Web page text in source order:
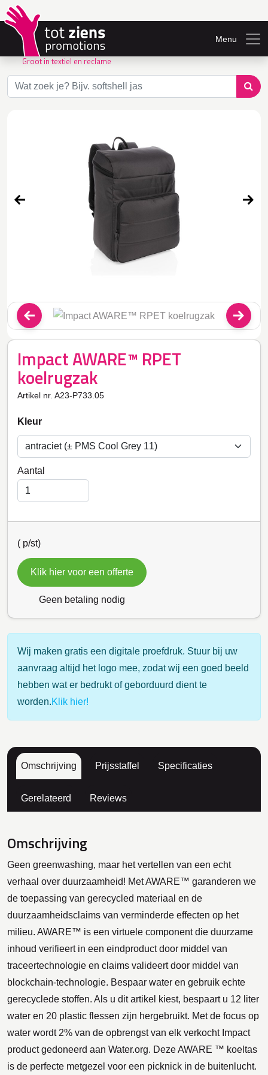
Groot in textiel en reclame
Menu
Impact AWARE™ RPET
koelrugzak
Artikel nr. A23-P733.05
Kleur
Aantal
( p/st)
Klik hier voor een offerte
Geen betaling nodig
Wij maken gratis een digitale proefdruk. Stuur bij uw
aanvraag altijd het logo mee, zodat wij een goed beeld
hebben wat er bedrukt of geborduurd dient te
worden.Klik hier!
Omschrijving Prijsstaffel Specificaties
Gerelateerd Reviews
Omschrijving
Geen greenwashing, maar het vertellen van een echt
verhaal over duurzaamheid! Met AWARE™ garanderen we
de toepassing van gerecycled materiaal en de
duurzaamheidsclaims van verminderde effecten op het
milieu. AWARE™ is een virtuele component die duurzame
inhoud verifieert in een eindproduct door middel van
traceertechnologie en claims valideert door middel van
blockchain-technologie. Bespaar water en gebruik echte
gerecyclede stoffen. Als u dit artikel kiest, bespaart u 12 liter
water en 20 plastic flessen zijn hergebruikt. Met de focus op
water wordt 2% van de opbrengst van elk verkocht Impact
product gedoneerd aan Water.org. Deze AWARE ™ koeltas
is de perfecte metgezel voor een picknick in de buitenlucht.